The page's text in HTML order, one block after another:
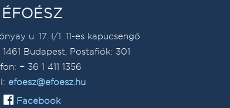
ÉFOÉSZ
u. 17. I/1. 11-es kapucsengő
Budapest, Postafiók: 301
+ 36 1 411 1356
efoesz@efoesz.hu
Facebook